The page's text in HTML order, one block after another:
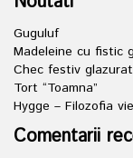
Guguluf
Madeleine cu fistic
Chec festiv
Tort “Toamna”
Hygge – Filozofia
Comentarii